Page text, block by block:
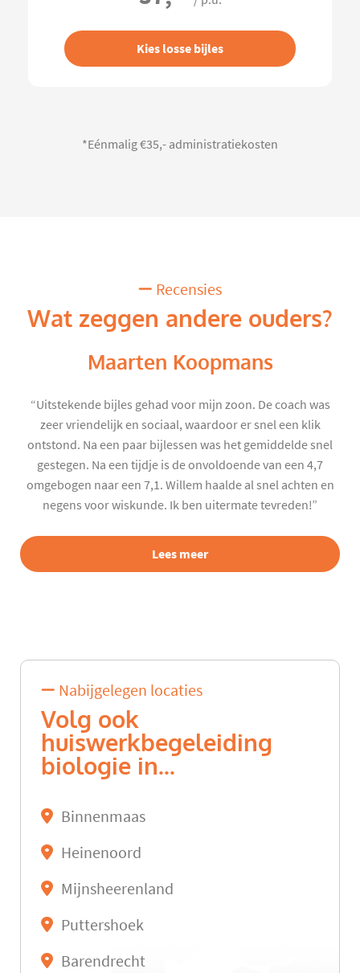
Kies losse bijles
*Eénmalig €35,- administratiekosten
Recensies
Wat zeggen andere ouders?
Maarten Koopmans
“Uitstekende bijles gehad voor mijn zoon. De coach was
zeer vriendelijk en sociaal, waardoor er snel een klik
ontstond. Na een paar bijlessen was het gemiddelde snel
gestegen. Na een tijdje is de onvoldoende van een 4,7
omgebogen naar een 7,1. Willem haalde al snel achten en
negens voor wiskunde. Ik ben uitermate tevreden!”
Lees meer
Nabijgelegen locaties
Volg ook
huiswerkbegeleiding
biologie in...
Binnenmaas
Heinenoord
Mijnsheerenland
Puttershoek
Barendrecht